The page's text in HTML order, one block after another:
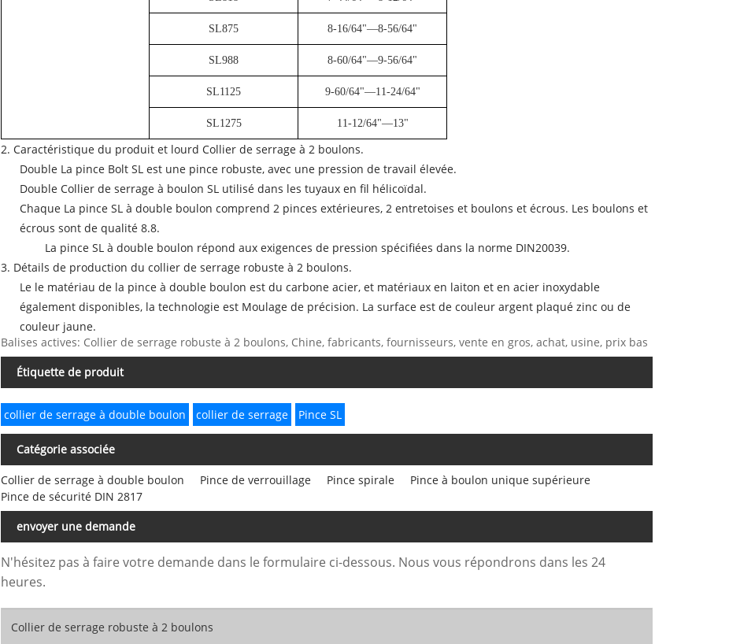
SL875 8-16/64"—8-56/64"
SL988 8-60/64"—9-56/64"
SL1125 9-60/64"—11-24/64"
SL1275 11-12/64"—13"
2. Caractéristique du produit et lourd Collier de serrage à 2 boulons.
Double La pince Bolt SL est une pince robuste, avec une pression de travail élevée.
Double Collier de serrage à boulon SL utilisé dans les tuyaux en fil hélicoïdal.
Chaque La pince SL à double boulon comprend 2 pinces extérieures, 2 entretoises et boulons et écrous. Les boulons et
écrous sont de qualité 8.8.
La pince SL à double boulon répond aux exigences de pression spécifiées dans la norme DIN20039.
3. Détails de production du collier de serrage robuste à 2 boulons.
Le le matériau de la pince à double boulon est du carbone acier, et matériaux en laiton et en acier inoxydable
également disponibles, la technologie est Moulage de précision. La surface est de couleur argent plaqué zinc ou de
couleur jaune.
Balises actives: Collier de serrage robuste à 2 boulons, Chine, fabricants, fournisseurs, vente en gros, achat, usine, prix bas
Étiquette de produit
collier de serrage à double boulon collier de serrage Pince SL
Catégorie associée
Collier de serrage à double boulon Pince de verrouillage Pince spirale
Pince à boulon unique supérieure
Pince de sécurité DIN 2817
envoyer une demande
N'hésitez pas à faire votre demande dans le formulaire ci-dessous. Nous vous répondrons dans les 24
heures.